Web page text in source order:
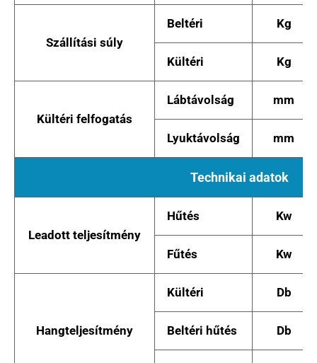
Szállítási súly
Beltéri Kg
Kültéri Kg
Kültéri felfogatás
Lábtávolság mm
Lyuktávolság mm
Technikai adatok
Leadott teljesítmény
Hűtés Kw
Fűtés Kw
Hangteljesítmény
Kültéri Db
Beltéri hűtés Db